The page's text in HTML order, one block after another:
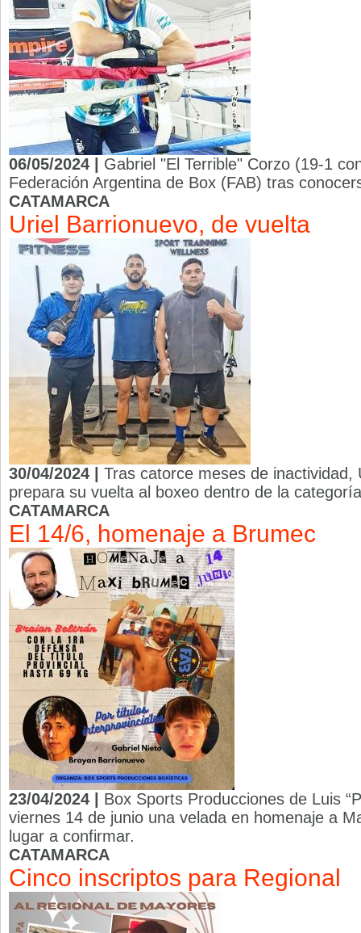
06/05/2024 | Gabriel "El Terrible" Corzo (19-1
Federación Argentina de Box (FAB) tras
CATAMARCA
Uriel Barrionuevo, de vuelta
30/04/2024 | Tras catorce meses de inactividad,
prepara su vuelta al boxeo dentro de la
CATAMARCA
El 14/6, homenaje a Brumec
23/04/2024 | Box Sports Producciones de Luis
viernes 14 de junio una velada en homenaje a
lugar a confirmar.
CATAMARCA
Cinco inscriptos para Regional